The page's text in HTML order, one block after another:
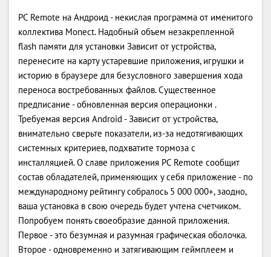
PC Remote на Андроид - некислая программа от именитого
коллектива Monect. Надобный объем незакрепленной
flash памяти для установки Зависит от устройства,
перенесите на карту устаревшие приложения, игрушки и
историю в браузере для безусловного завершения хода
переноса востребованных файлов. Существенное
предписание - обновленная версия операционки .
Требуемая версия Android - Зависит от устройства,
внимательно сверьте показатели, из-за недотягивающих
системных критериев, подхватите тормоза с
инсталляцией. О славе приложения PC Remote сообщит
состав обладателей, применяющих у себя приложение - по
международному рейтингу собралось 5 000 000+, заодно,
ваша установка в свою очередь будет учтена счетчиком.
Попробуем понять своеобразие данной приложения.
Первое - это безумная и разумная графическая оболочка.
Второе - одновременно и затягивающим геймплеем и